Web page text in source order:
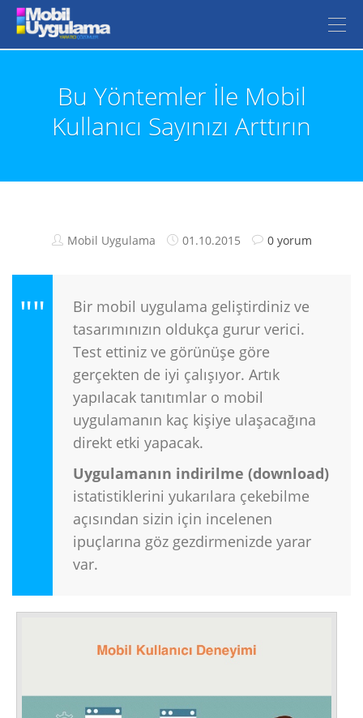
Bu Yöntemler İle Mobil
Kullanıcı Sayınızı Arttırın
Mobil Uygulama 01.10.2015 0 yorum
Bir mobil uygulama geliştirdiniz ve
tasarımınızın oldukça gurur verici.
Test ettiniz ve görünüşe göre
gerçekten de iyi çalışıyor. Artık
yapılacak tanıtımlar o mobil
uygulamanın kaç kişiye ulaşacağına
direkt etki yapacak.
Uygulamanın indirilme (download)
istatistiklerini yukarılara çekebilme
açısından sizin için incelenen
ipuçlarına göz gezdirmenizde yarar
var.